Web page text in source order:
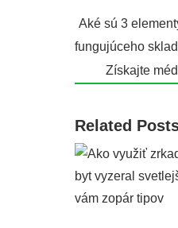
Aké sú 3
fungujúceho
Získajte
Related